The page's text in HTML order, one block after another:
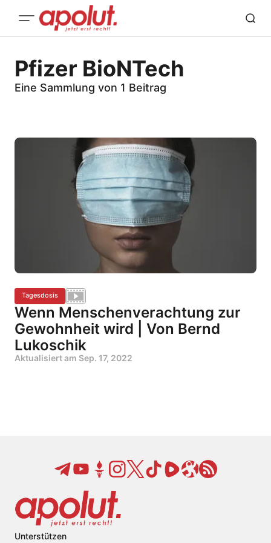
Pfizer BioNTech
Eine Sammlung von 1 Beitrag
Tagesdosis
Wenn Menschenverachtung zur
Gewohnheit wird | Von Bernd
Lukoschik
Aktualisiert am Sep. 17, 2022
Unterstützen